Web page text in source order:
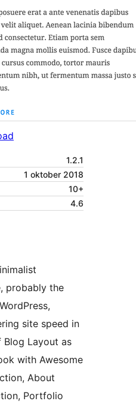
1.2.1
1 oktober 2018
10+
4.6
probably the
site speed in
Blog Layout as
with Awesome
About
Portfolio